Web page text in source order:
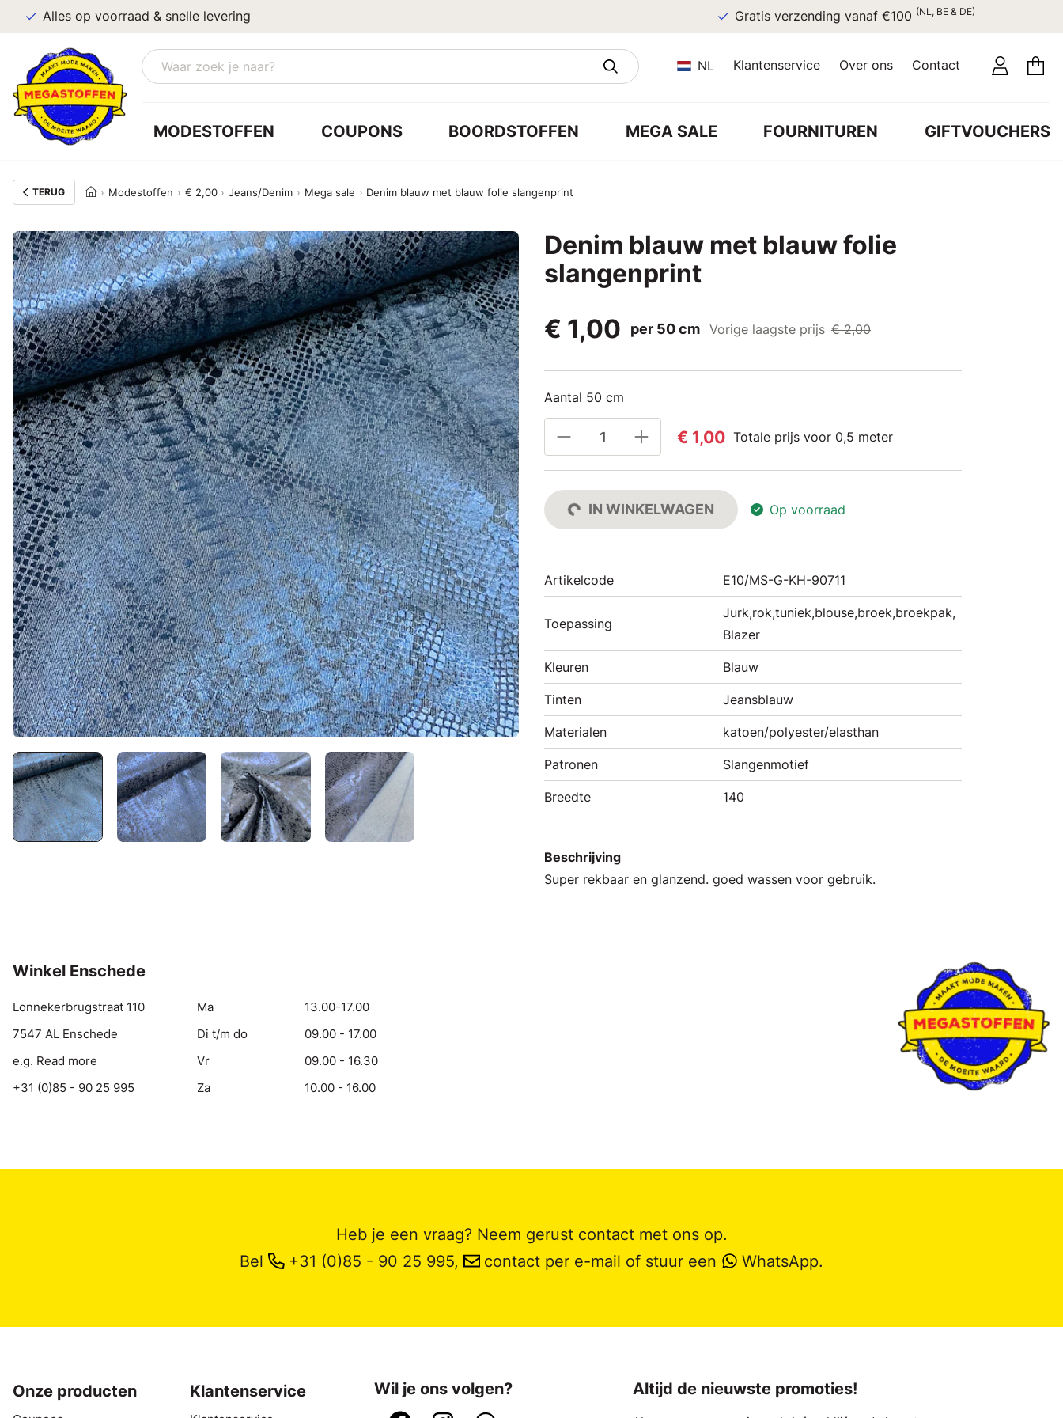
Alles op voorraad & snelle levering Gratis verzending vanaf €100 (NL, BE & DE)
NL Klantenservice Over ons Contact
MODESTOFFEN COUPONS BOORDSTOFFEN MEGA SALE FOURNITUREN GIFTVOUCHERS
TERUG Modestoffen € 2,00 Jeans/Denim Mega sale Denim blauw met blauw folie slangenprint
Denim blauw met blauw folie
slangenprint
€ 1,00
per 50 cm Vorige laagste prijs € 2,00
Aantal 50 cm
€ 1,00 Totale prijs voor 0,5 meter
IN WINKELWAGEN Op voorraad
Artikelcode E10/MS-G-KH-90711
Toepassing
Jurk,rok,tuniek,blouse,broek,broekpak,
Blazer
Kleuren Blauw
Tinten Jeansblauw
Materialen katoen/polyester/elasthan
Patronen Slangenmotief
Breedte 140
Beschrijving
Super rekbaar en glanzend. goed wassen voor gebruik.
Winkel Enschede
Lonnekerbrugstraat 110
7547 AL Enschede
e.g. Read more
+31 (0)85 - 90 25 995
Ma
13.00-17.00
Di t/m do
09.00 - 17.00
Vr
09.00 - 16.30
Za
10.00 - 16.00
Heb je een vraag? Neem gerust contact met ons op.
Bel
+31 (0)85 - 90 25 995, contact per e-mail of stuur een WhatsApp.
Onze producten Klantenservice Wil je ons volgen? Altijd de nieuwste promoties!